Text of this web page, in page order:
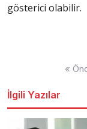
gösterici olabilir.
«
İlgili Yazılar